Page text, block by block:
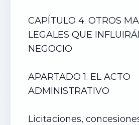
CAPÍTULO 4. OTROS
LEGALES QUE
NEGOCIO
APARTADO 1. EL ACTO
ADMINISTRATIVO
Licitaciones,